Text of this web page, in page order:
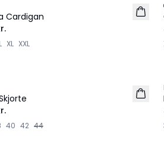
Cardigan
L XL XXL
40 42 44